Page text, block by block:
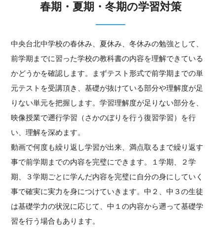
春期・夏期・冬期の学習対策
中央台北中学校の春休み、夏休み、冬休みの勉強として、
前学期までに習った学校の教科書の内容を理解できている
かどうかを確認します。まずテスト形式で前学期までの単
元テストを受講頂き、基礎が抜けている部分や理解度が足
りない単元を把握します。学習理解度が足りない部分を、
映像授業で遡行学習（さかのぼりを行う復習学習）を行
い、理解を深めます。
動画で何度も繰り返し学習が出来、満点取るまで繰り返す
事で前学期までの内容を完璧にできます。１学期、２学
期、３学期ごとに学んだ内容を完璧に自分の身にしていく
事で確実に実力を身につけていきます。中２、中３の生徒
は基礎学力の状況に応じて、中１の内容から遡って基礎学
習を行う場合もあります。